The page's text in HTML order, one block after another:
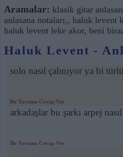
Aramalar: klasik gitar
anlasana notaları,, haluk levent
haluk levent leke akor, beni
Haluk Levent -
solo nasıl çalınıyor ya bi
Bu Yoruma Cevap Ver
arkadaşlar bu şarkı arpej
Bu Yoruma Cevap Ver